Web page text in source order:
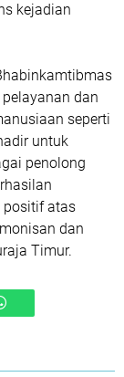
kejadian
dan
seperti
untuk
penolong
positif atas
dan
Timur.